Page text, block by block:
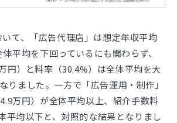
て、「広告代理店」は想定年収平均
体平均を下回っているにも関わらず、
円）と料率（30.4%）は全体平均を大
りました。一方で「広告運用・制作」
万円）が全体平均以上、紹介手数料
平均以下と、対照的な結果となりまし